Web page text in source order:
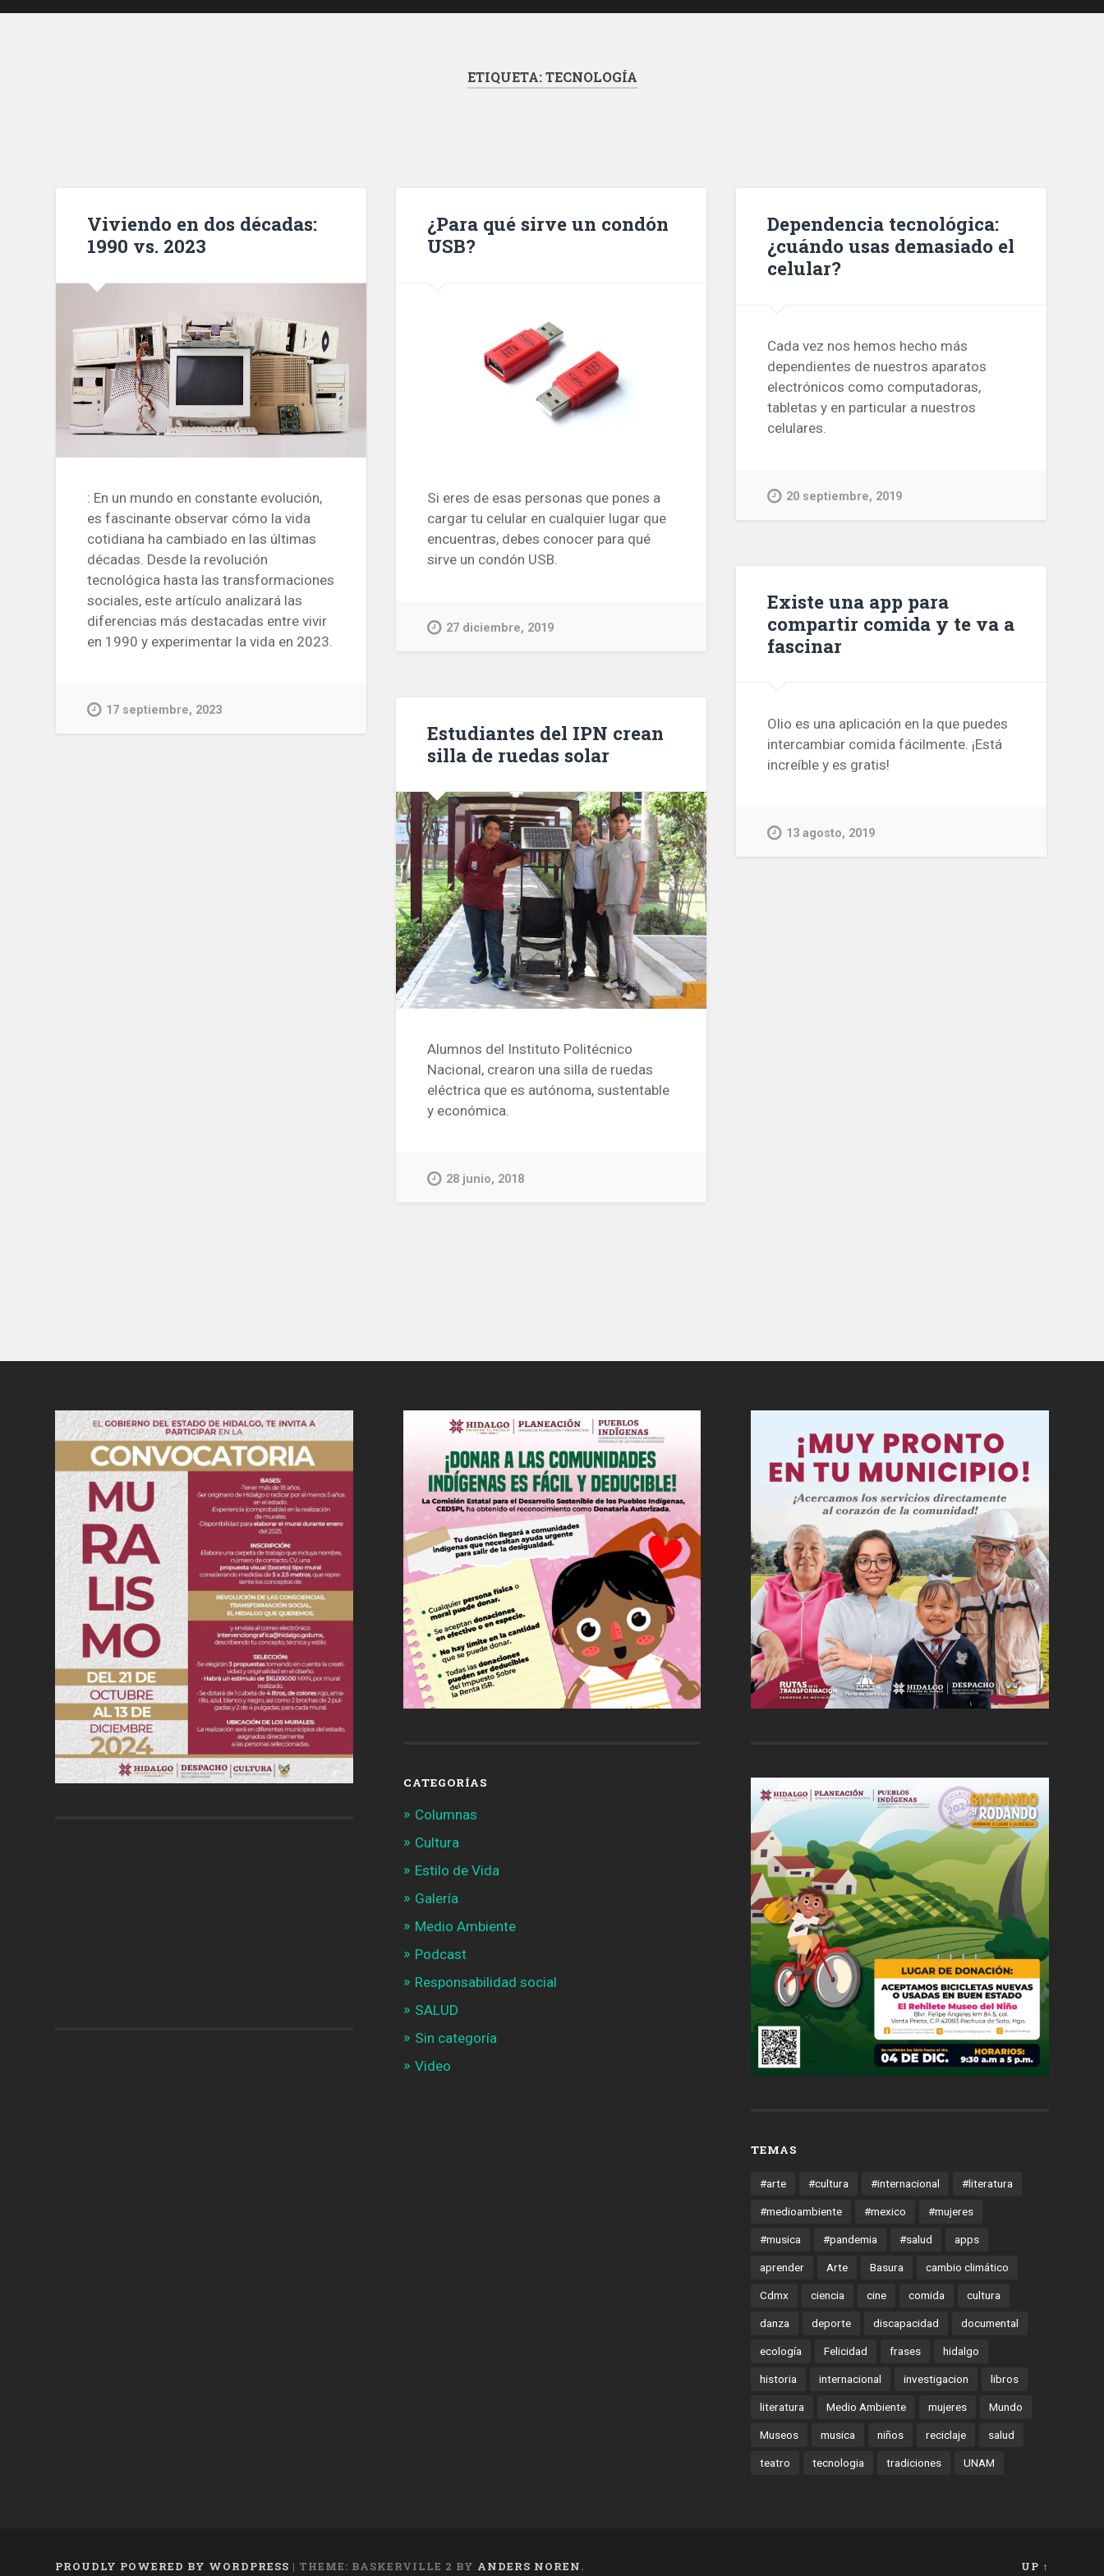
ETIQUETA:TECNOLOGÍA
Viviendo en dos décadas:
1990 vs. 2023
: En un mundo en constante evolución,
es fascinante observar cómo la vida
cotidiana ha cambiado en las últimas
décadas. Desde la revolución
tecnológica hasta las transformaciones
sociales, este artículo analizará las
diferencias más destacadas entre vivir
en 1990 y experimentar la vida en 2023.
17 septiembre, 2023
¿Para qué sirve un condón
USB?
Si eres de esas personas que pones a
cargar tu celular en cualquier lugar que
encuentras, debes conocer para qué
sirve un condón USB.
27 diciembre, 2019
Dependencia tecnológica:
¿cuándo usas demasiado el
celular?
Cada vez nos hemos hecho más
dependientes de nuestros aparatos
electrónicos como computadoras,
tabletas y en particular a nuestros
celulares.
20 septiembre, 2019
Existe una app para
compartir comida y te va a
fascinar
Olio es una aplicación en la que puedes
intercambiar comida fácilmente. ¡Está
increíble y es gratis!
13 agosto, 2019
Estudiantes del IPN crean
silla de ruedas solar
Alumnos del Instituto Politécnico
Nacional, crearon una silla de ruedas
eléctrica que es autónoma, sustentable
y económica.
28 junio, 2018
CATEGORÍAS
Columnas
Cultura
Estilo de Vida
Galería
Medio Ambiente
Podcast
Responsabilidad social
SALUD
Sin categoría
Video
TEMAS
#arte #cultura #internacional #literatura
#medioambiente #mexico #mujeres
#musica #pandemia #salud apps
aprender Arte Basura cambio climático
Cdmx ciencia cine comida cultura
danza deporte discapacidad documental
ecología Felicidad frases hidalgo
historia internacional investigacion libros
literatura Medio Ambiente mujeres Mundo
Museos musica niños reciclaje salud
teatro tecnologia tradiciones UNAM
PROUDLY POWERED BY WORDPRESS | THEME: BASKERVILLE 2 BY ANDERS NOREN. UP ↑